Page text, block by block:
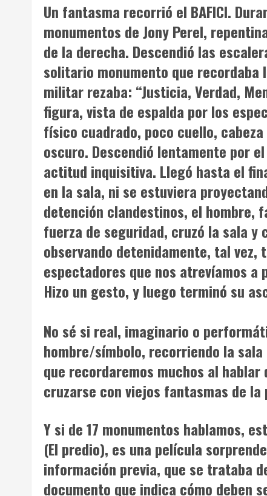
Un fantasma recorrió el BAFICI.
monumentos de Jony Perel,
de la derecha. Descendió las
solitario monumento que
militar rezaba: “Justicia, Verdad,
figura, vista de espalda por los
físico cuadrado, poco cuello,
oscuro. Descendió lentamente por
actitud inquisitiva. Llegó hasta el
en la sala, ni se estuviera
detención clandestinos, el hombre,
fuerza de seguridad, cruzó la sala
observando detenidamente, tal vez,
espectadores que nos atrevíamos
Hizo un gesto, y luego terminó su
No sé si real, imaginario o
hombre/símbolo, recorriendo la
que recordaremos muchos al hablar
cruzarse con viejos fantasmas de
Y si de17 monumentos hablamos,
(El predio), es una película
información previa, que se trataba
documento que indica cómo deben